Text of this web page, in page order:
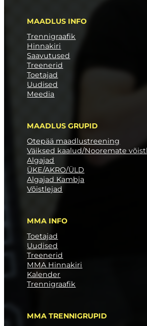
MAADLUS INFO
Trennigraafik
Hinnakiri
Saavutused
Treenerid
Toetajad
Uudised
Meedia
MAADLUS GRUPID
Otepää maadlustreening
Väiksed kaalud/Nooremate
Algajad
ÜKE/AKRO/ÜLD
Algajad Kambja
Võistlejad
MMA INFO
Toetajad
Uudised
Treenerid
MMA Hinnakiri
Kalender
Trennigraafik
MMA TRENNIGRUPID